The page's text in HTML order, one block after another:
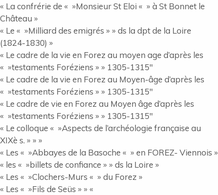
« La confrérie de « »Monsieur St Eloi « » à St Bonnet le
Château »
« Le « »Milliard des emigrés » » ds la dpt de la Loire
(1824-1830) »
« Le cadre de la vie en Forez au moyen age d’après les
« »testaments Foréziens » » 1305-1315″
« Le cadre de la vie en Forez au Moyen-âge d’après les
« »testaments Foréziens » » 1305-1315″
« Le cadre de vie en Forez au Moyen âge d’après les
« »testaments Foréziens » » 1305-1315″
« Le colloque « »Aspects de l’archéologie française au
XIXè s. » » »
« Les « »Abbayes de la Basoche « » en FOREZ- Viennois »
« les « »billets de confiance » » ds la Loire »
« Les « »Clochers-Murs « » du Forez »
« Les « »Fils de Seüs » » «